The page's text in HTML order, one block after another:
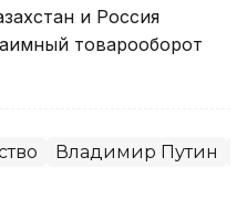
и Россия
товарооборот
Владимир Путин